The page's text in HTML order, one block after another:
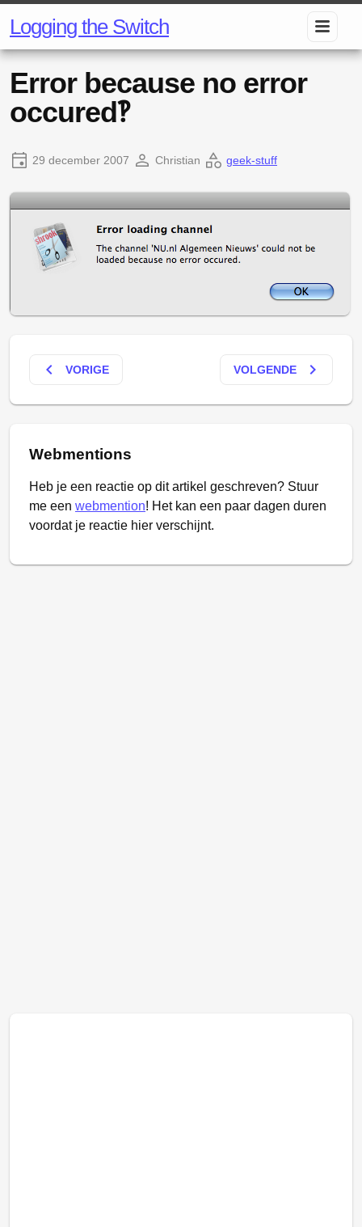
Logging the Switch
Error because no error
occured‽
29 december 2007 Christian geek-stuff
keyboard_arrow_left VORIGE VOLGENDE keyboard_arrow_right
Webmentions
Heb je een reactie op dit artikel geschreven? Stuur
me een webmention! Het kan een paar dagen duren
voordat je reactie hier verschijnt.